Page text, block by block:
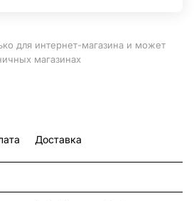
для интернет-магазина и может
магазинах
Доставка